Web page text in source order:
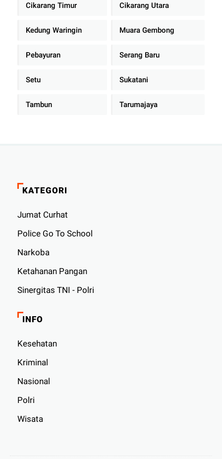
Cikarang Timur Cikarang Utara
Kedung Waringin Muara Gembong
Pebayuran Serang Baru
Setu Sukatani
Tambun Tarumajaya
KATEGORI
Jumat Curhat
Police Go To School
Narkoba
Ketahanan Pangan
Sinergitas TNI - Polri
INFO
Kesehatan
Kriminal
Nasional
Polri
Wisata